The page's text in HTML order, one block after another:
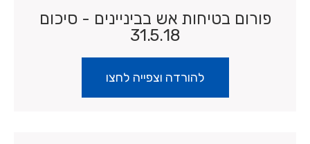
פורום בטיחות אש בביניינים - סיכום
31.5.18
להורדה וצפייה לחצו